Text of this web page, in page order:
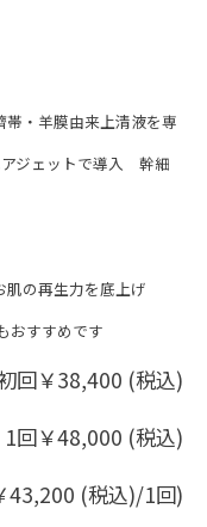
帯・羊膜由来上清液を専
アジェットで導入 幹細
の再生力を底上げ
おすすめです
回￥38,400 (税込)
1回￥48,000 (税込)
43,200 (税込)/1回)